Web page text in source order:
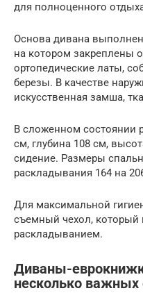
для полноценного
Основа дивана
на котором закреплены
ортопедические латы,
березы. В качестве
искусственная замша,
В сложенном состоянии
см, глубина 108 см,
сидение. Размеры
раскладывания 164 на
Для максимальной
съемный чехол, который
раскладыванием.
Диваны-
несколько важных